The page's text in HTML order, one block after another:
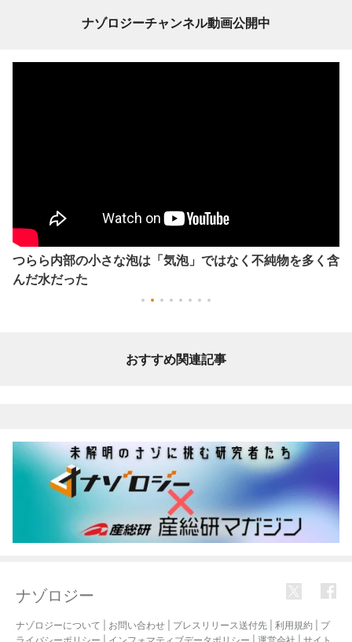
ナゾロジーチャンネル動画公開中
つらら内部の小さな泡は「気泡」ではなく不純物を多く含
んだ水だった
おすすめ関連記事
ナゾロジー
ナゾロジーについて お問い合わせ プレスリリース送付先 利用規約
プ